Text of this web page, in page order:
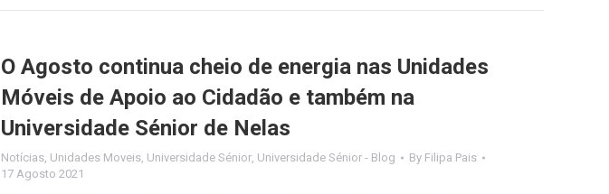
O Agosto continua cheio de energia nas Unidades
Móveis de Apoio ao Cidadão e também na
Universidade Sénior de Nelas
Notícias Unidades Moveis Universidade Sénior Universidade Sénior - Blog By Filipa Pais
17 Agosto 2021